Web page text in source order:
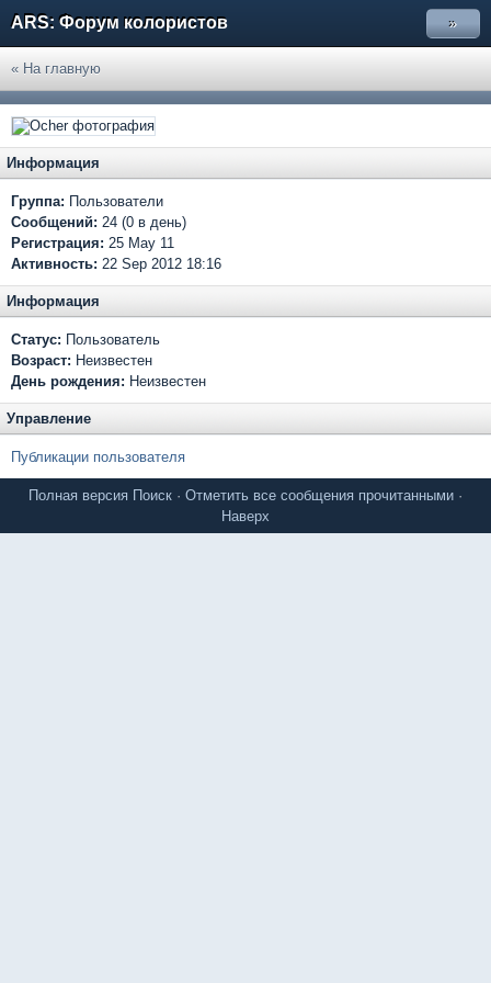
ARS: Форум колористов »
« На главную
Информация
Группа: Пользователи
Сообщений: 24 (0 в день)
Регистрация: 25 May 11
Активность: 22 Sep 2012 18:16
Информация
Статус: Пользователь
Возраст: Неизвестен
День рождения: Неизвестен
Управление
Публикации пользователя
Полная версия Поиск · Отметить все сообщения прочитанными ·
Наверх